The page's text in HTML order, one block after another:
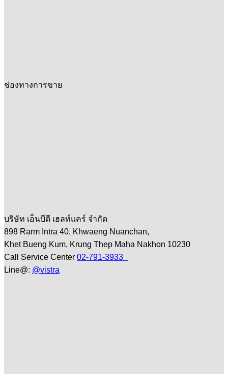
ช่องทางการขาย
บริษัท เอ็นบีดี เฮลท์แคร์ จำกัด
898 Rarm Intra 40, Khwaeng Nuanchan,
Khet Bueng Kum, Krung Thep Maha Nakhon 10230
Call Service Center 02-791-3933
Line@: @vistra